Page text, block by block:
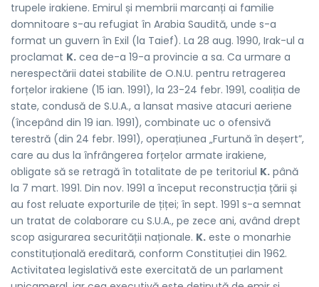
trupele irakiene. Emirul și membrii marcanți ai familie
domnitoare s-au refugiat în Arabia Saudită, unde s-a
format un guvern în Exil (la Taief). La 28 aug. 1990, Irak-ul a
proclamat K. cea de-a 19-a provincie a sa. Ca urmare a
nerespectării datei stabilite de O.N.U. pentru retragerea
forțelor irakiene (15 ian. 1991), la 23-24 febr. 1991, coaliția de
state, condusă de S.U.A., a lansat masive atacuri aeriene
(începând din 19 ian. 1991), combinate uc o ofensivă
terestră (din 24 febr. 1991), operațiunea „Furtună în deșert”,
care au dus la înfrângerea forțelor armate irakiene,
obligate să se retragă în totalitate de pe teritoriul K. până
la 7 mart. 1991. Din nov. 1991 a început reconstrucția țării și
au fost reluate exporturile de țiței; în sept. 1991 s-a semnat
un tratat de colaborare cu S.U.A., pe zece ani, având drept
scop asigurarea securității naționale. K. este o monarhie
constituțională ereditară, conform Constituției din 1962.
Activitatea legislativă este exercitată de un parlament